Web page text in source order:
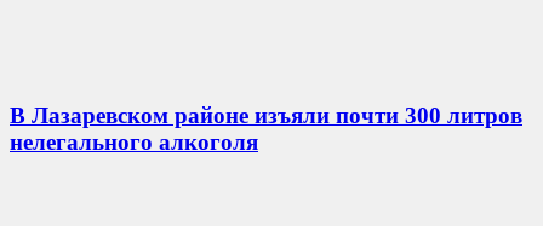
В Лазаревском районе изъяли почти 300 литров
нелегального алкоголя